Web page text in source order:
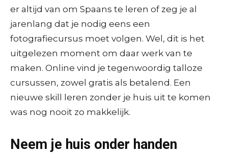
er altijd van om Spaans te leren of zeg je al
jarenlang dat je nodig eens een
fotografiecursus moet volgen. Wel, dit is het
uitgelezen moment om daar werk van te
maken. Online vind je tegenwoordig talloze
cursussen, zowel gratis als betalend. Een
nieuwe skill leren zonder je huis uit te komen
was nog nooit zo makkelijk.
Neem je huis onder handen